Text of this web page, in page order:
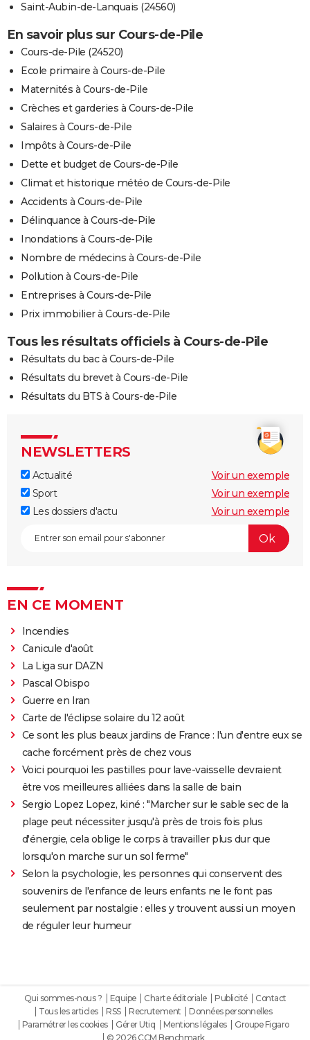
Saint-Aubin-de-Lanquais (24560)
En savoir plus sur Cours-de-Pile
Cours-de-Pile (24520)
Ecole primaire à Cours-de-Pile
Maternités à Cours-de-Pile
Crèches et garderies à Cours-de-Pile
Salaires à Cours-de-Pile
Impôts à Cours-de-Pile
Dette et budget de Cours-de-Pile
Climat et historique météo de Cours-de-Pile
Accidents à Cours-de-Pile
Délinquance à Cours-de-Pile
Inondations à Cours-de-Pile
Nombre de médecins à Cours-de-Pile
Pollution à Cours-de-Pile
Entreprises à Cours-de-Pile
Prix immobilier à Cours-de-Pile
Tous les résultats officiels à Cours-de-Pile
Résultats du bac à Cours-de-Pile
Résultats du brevet à Cours-de-Pile
Résultats du BTS à Cours-de-Pile
NEWSLETTERS
Actualité
Voir un exemple
Sport
Voir un exemple
Les dossiers d'actu
Voir un exemple
EN CE MOMENT
Incendies
Canicule d'août
La Liga sur DAZN
Pascal Obispo
Guerre en Iran
Carte de l'éclipse solaire du 12 août
Ce sont les plus beaux jardins de France : l'un d'entre eux se
cache forcément près de chez vous
Voici pourquoi les pastilles pour lave-vaisselle devraient
être vos meilleures alliées dans la salle de bain
Sergio Lopez Lopez, kiné : "Marcher sur le sable sec de la
plage peut nécessiter jusqu'à près de trois fois plus
d'énergie, cela oblige le corps à travailler plus dur que
lorsqu'on marche sur un sol ferme"
Selon la psychologie, les personnes qui conservent des
souvenirs de l'enfance de leurs enfants ne le font pas
seulement par nostalgie : elles y trouvent aussi un moyen
de réguler leur humeur
Qui sommes-nous ? Equipe Charte éditoriale Publicité
Contact
Tous les articles
RSS Recrutement
Données personnelles
Paramétrer les cookies
Gérer Utiq Mentions légales
Groupe Figaro
© 2026 CCM Benchmark